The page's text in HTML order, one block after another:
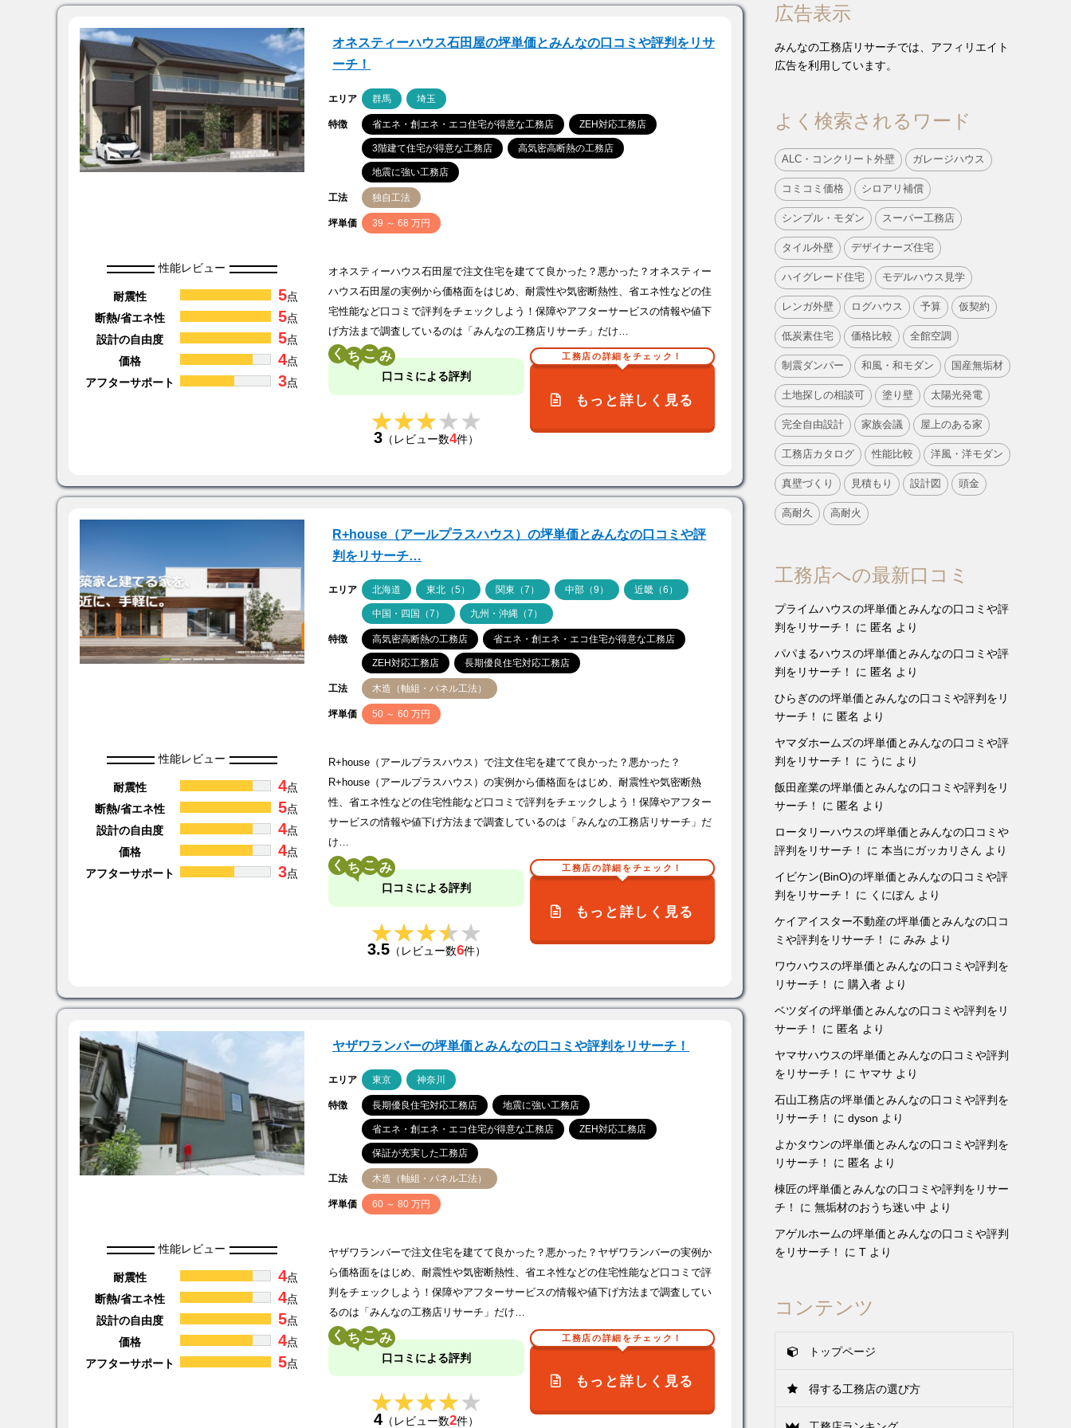
オネスティーハウス石田屋の坪単価とみんなの口コミや評判をリサ
ーチ！
エリア 群馬 埼玉
特徴 省エネ・創エネ・エコ住宅が得意な工務店 ZEH対応工務店
3階建て住宅が得意な工務店 高気密高断熱の工務店
地震に強い工務店
工法 独自工法
坪単価 39 ～ 68 万円
性能レビュー
耐震性 5点
断熱/省エネ性
5点
設計の自由度
5点
価格
4点
アフターサポート
3点
オネスティーハウス石田屋で注文住宅を建てて良かった？悪かった？オネスティー
ハウス石田屋の実例から価格面をはじめ、耐震性や気密断熱性、省エネ性などの住
宅性能など口コミで評判をチェックしよう！保障やアフターサービスの情報や値下
げ方法まで調査しているのは「みんなの工務店リサーチ」だけ…
く こ
口コミによる評判
★★★★★
★★★★★
3 （レビュー数4件）
工務店の詳細をチェック！
もっと詳しく見る
R+house（アールプラスハウス）の坪単価とみんなの口コミや評
判をリサーチ…
エリア 北海道 東北（5） 関東（7） 中部（9） 近畿（6）
中国・四国（7） 九州・沖縄（7）
特徴 高気密高断熱の工務店 省エネ・創エネ・エコ住宅が得意な工務店
ZEH対応工務店 長期優良住宅対応工務店
工法 木造（軸組・パネル工法）
坪単価 50 ～ 60 万円
性能レビュー
耐震性 4点
断熱/省エネ性
5点
設計の自由度
4点
価格
4点
アフターサポート
3点
R+house（アールプラスハウス）で注文住宅を建てて良かった？悪かった？
R+house（アールプラスハウス）の実例から価格面をはじめ、耐震性や気密断熱
性、省エネ性などの住宅性能など口コミで評判をチェックしよう！保障やアフター
サービスの情報や値下げ方法まで調査しているのは「みんなの工務店リサーチ」だ
け…
く こ
口コミによる評判
★★★★★
★★★★★
3.5（レビュー数6件）
工務店の詳細をチェック！
もっと詳しく見る
ヤザワランバーの坪単価とみんなの口コミや評判をリサーチ！
エリア 東京 神奈川
特徴 長期優良住宅対応工務店 地震に強い工務店
省エネ・創エネ・エコ住宅が得意な工務店 ZEH対応工務店
保証が充実した工務店
工法 木造（軸組・パネル工法）
坪単価 60 ～ 80 万円
性能レビュー
耐震性 4点
断熱/省エネ性
4点
設計の自由度
5点
価格
4点
アフターサポート
5点
ヤザワランバーで注文住宅を建てて良かった？悪かった？ヤザワランバーの実例か
ら価格面をはじめ、耐震性や気密断熱性、省エネ性などの住宅性能など口コミで評
判をチェックしよう！保障やアフターサービスの情報や値下げ方法まで調査してい
るのは「みんなの工務店リサーチ」だけ…
く こ
口コミによる評判
★★★★★
★★★★★
4 （レビュー数2件）
工務店の詳細をチェック！
もっと詳しく見る
広告表示
みんなの工務店リサーチでは、アフィリエイト
広告を利用しています。
よく検索されるワード
ALC・コンクリート外壁 ガレージハウス
コミコミ価格 シロアリ補償
シンプル・モダン スーパー工務店
タイル外壁 デザイナーズ住宅
ハイグレード住宅 モデルハウス見学
レンガ外壁 ログハウス 予算 仮契約
低炭素住宅 価格比較 全館空調
制震ダンパー 和風・和モダン 国産無垢材
土地探しの相談可 塗り壁 太陽光発電
完全自由設計 家族会議 屋上のある家
工務店カタログ 性能比較 洋風・洋モダン
真壁づくり 見積もり 設計図 頭金
高耐久 高耐火
工務店への最新口コミ
プライムハウスの坪単価とみんなの口コミや評
判をリサーチ！
に 匿名 より
パパまるハウスの坪単価とみんなの口コミや評
判をリサーチ！
に 匿名 より
ひらぎのの坪単価とみんなの口コミや評判をリ
サーチ！
に 匿名 より
ヤマダホームズの坪単価とみんなの口コミや評
判をリサーチ！
に うに より
飯田産業の坪単価とみんなの口コミや評判をリ
サーチ！
に 匿名 より
ロータリーハウスの坪単価とみんなの口コミや
評判をリサーチ！
に 本当にガッカリさん より
イビケン(BinO)の坪単価とみんなの口コミや評
判をリサーチ！
に くにぽん より
ケイアイスター不動産の坪単価とみんなの口コ
ミや評判をリサーチ！
に みみ より
ワウハウスの坪単価とみんなの口コミや評判を
リサーチ！
に 購入者 より
ベツダイの坪単価とみんなの口コミや評判をリ
サーチ！
に 匿名 より
ヤマサハウスの坪単価とみんなの口コミや評判
をリサーチ！
に ヤマサ より
石山工務店の坪単価とみんなの口コミや評判を
リサーチ！
に dyson より
よかタウンの坪単価とみんなの口コミや評判を
リサーチ！
に 匿名 より
棟匠の坪単価とみんなの口コミや評判をリサー
チ！
に 無垢材のおうち迷い中 より
アゲルホームの坪単価とみんなの口コミや評判
をリサーチ！
に T より
コンテンツ
トップページ
得する工務店の選び方